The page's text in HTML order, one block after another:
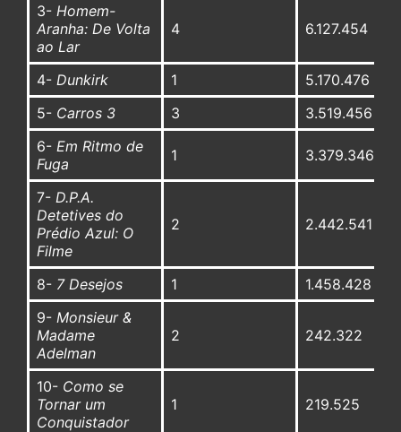
3- Homem-
Aranha: De Volta
ao Lar
4 6.127.454
4- Dunkirk 1
5.170.476
5- Carros 3 3
3.519.456
6- Em Ritmo de
Fuga
1 3.379.346
7- D.P.A.
Detetives do
Prédio Azul: O
Filme
2 2.442.541
8- 7 Desejos 1
1.458.428
9- Monsieur &
Madame
Adelman
2 242.322
10- Como se
Tornar um
Conquistador
1 219.525